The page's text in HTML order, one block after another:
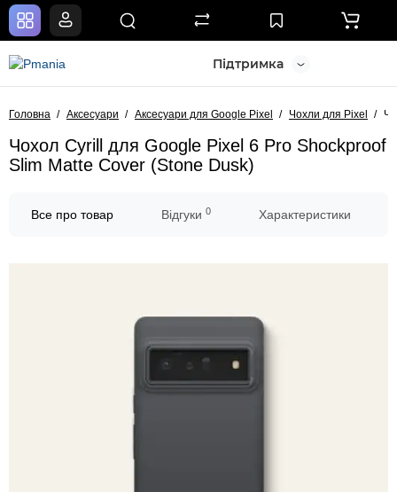
Підтримка
Головна Аксесуари Аксесуари для Google Pixel Чохли для Pixel
Чохол Cyrill для Google Pixel 6 Pro Shockproof
Slim Matte Cover (Stone Dusk)
Все про товар Відгуки 0 Характеристики